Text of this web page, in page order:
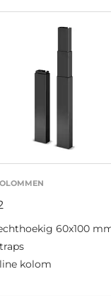
60x100
kolom